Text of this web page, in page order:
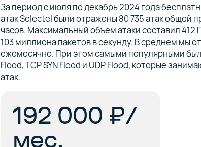
За период с июля по декабрь 2024 года
атак Selectel были отражены 80 735 атак общей
часов. Максимальный объем атаки составил 412
103 миллиона пакетов в секунду. В среднем мы
ежемесячно. При этом самыми популярными
Flood, TCP SYN Flood и UDP Flood, которые
атак.
192 000 ₽/
мес.